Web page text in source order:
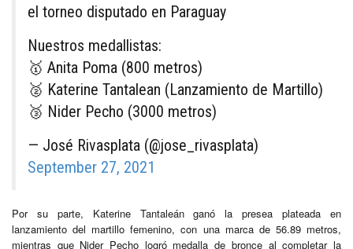
el torneo disputado en Paraguay
Nuestros medallistas:
🥇 Anita Poma (800 metros)
🥈 Katerine Tantalean (Lanzamiento de Martillo)
🥉 Nider Pecho (3000 metros)
— José Rivasplata (@jose_rivasplata)
September 27, 2021
Por su parte, Katerine Tantaleán ganó la presea plateada en
lanzamiento del martillo femenino, con una marca de 56.89 metros,
mientras que Nider Pecho logró medalla de bronce al completar la